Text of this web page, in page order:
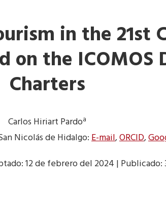
in the 21st
on the ICOMOS
Charters
Carlos Hiriart Pardoa
Nicolás de Hidalgo:E-mail,ORCID,
12 de febrero del 2024 | Publicado: